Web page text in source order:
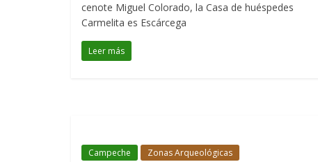
cenote Miguel Colorado, la Casa de huéspedes
Carmelita es Escárcega
Leer más
Campeche Zonas Arqueológicas